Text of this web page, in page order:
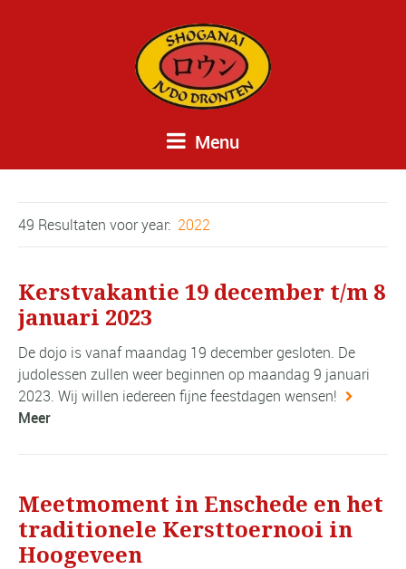
Menu
49 Resultaten vooryear: 2022
Kerstvakantie 19 december t/m 8
januari 2023
De dojo is vanaf maandag 19 december gesloten. De
judolessen zullen weer beginnen op maandag 9 januari
2023. Wij willen iedereen fijne feestdagen wensen!
Meer
Meetmoment in Enschede en het
traditionele Kersttoernooi in
Hoogeveen